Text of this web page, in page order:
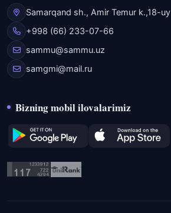
Samarqand sh., Amir Temur k.,18-uy
+998 (66) 233-07-66
sammu@sammu.uz
samgmi@mail.ru
Bizning mobil ilovalarimiz